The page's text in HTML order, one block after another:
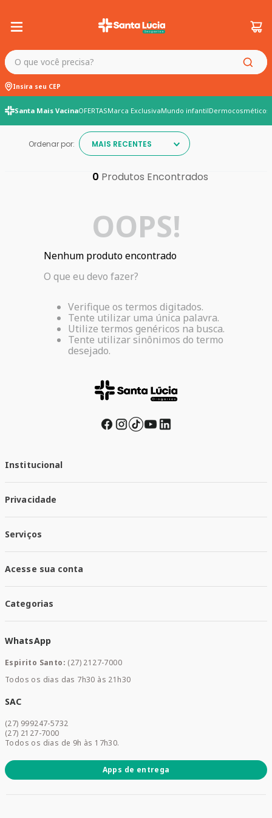
O que você precisa?
Insira seu CEP
Santa Mais VacinaOFERTASMarca ExclusivaMundo infantilDermocosméticos
Ordenar por: MAIS RECENTES
0
OOPS!
Nenhum produto encontrado
O que eu devo fazer?
Verifique os termos digitados.
Tente utilizar uma única palavra.
Utilize termos genéricos na busca.
Tente utilizar sinônimos do termo
desejado.
Institucional
Trabalhe conosco
Responsabilidade Social
Nossas Lojas
Privacidade
Política de Entrega
Trocas e Devoluções
Serviços
Santa Mais Exames
Santa Mais Serviços
Santa Mais Convenios
Acesse sua conta
Meus Pedidos
Categorias
Saúde e Bem-estar
Mamães e Bebê
Dermocosméticos
Promoções
WhatsApp
Espirito Santo: (27) 2127-7000
Todos os dias das 7h30 às 21h30
SAC
(27) 999247-5732
(27) 2127-7000
Todos os dias de 9h às 17h30.
Apps de entrega